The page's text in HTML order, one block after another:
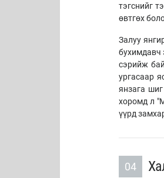
тэгснийг
өвтгөх
Залуу
бухимдавч
сэрийж
ургасаар
янзага
хоромд л
үүрд
04